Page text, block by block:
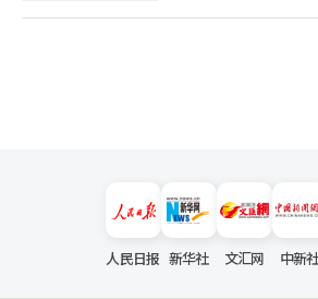
人民日报 新华社 文汇网 中新